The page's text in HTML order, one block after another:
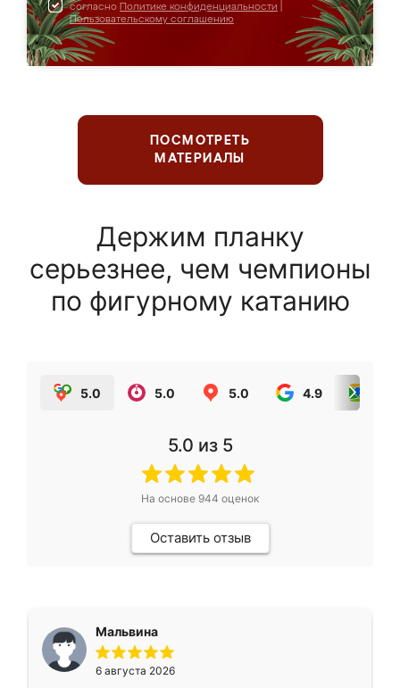
согласно Политике конфиденциальности
Пользовательскому соглашению
ПОСМОТРЕТЬ
МАТЕРИАЛЫ
Держим планку
серьезнее, чем чемпионы
по фигурному катанию
5.0 5.0 5.0 4.9
5.0 из 5
На основе 944 оценок
Оставить отзыв
Мальвина
6 августа 2026